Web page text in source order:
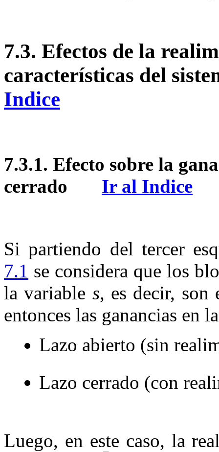
7.3. Efectos de la
características del
Indice
7.3.1. Efecto sobre la
cerrado Ir al Indice
Si partiendo del tercer
7.1 se considera que los
la variable s, es decir, son
entonces las ganancias en
Lazo abierto (sin
Lazo cerrado (con
Luego, en este caso, la